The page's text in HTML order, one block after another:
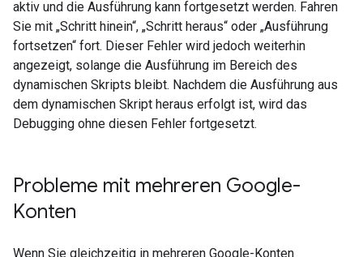
aktiv und die Ausführung kann fortgesetzt werden. Fahren
Sie mit „Schritt hinein“, „Schritt heraus“ oder „Ausführung
fortsetzen“ fort. Dieser Fehler wird jedoch weiterhin
angezeigt, solange die Ausführung im Bereich des
dynamischen Skripts bleibt. Nachdem die Ausführung aus
dem dynamischen Skript heraus erfolgt ist, wird das
Debugging ohne diesen Fehler fortgesetzt.
Probleme mit mehreren Google-
Konten
Wenn Sie gleichzeitig in mehreren Google-Konten